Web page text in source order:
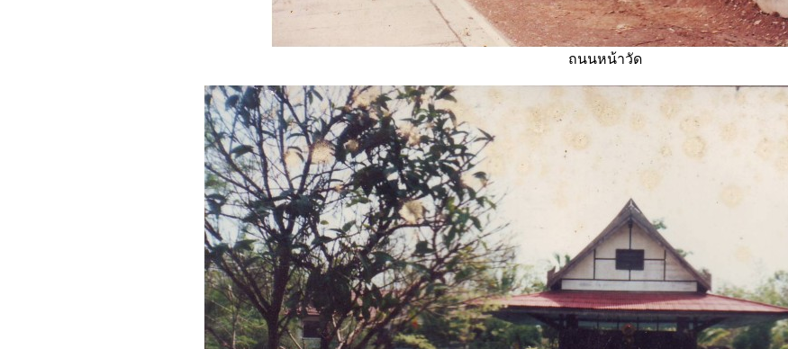
ถนนหน้าวัด